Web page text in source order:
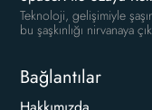
Teknoloji, gelişimiyle
bu şaşkınlığı nirvanaya
Bağlantılar